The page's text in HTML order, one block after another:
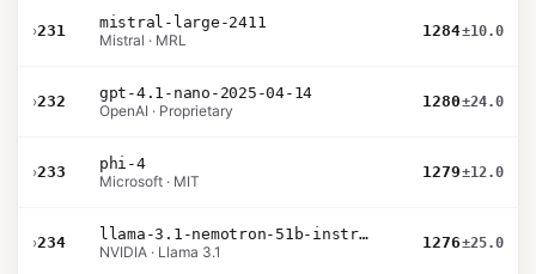
›231
mistral-large-2411
Mistral · MRL
1284±10.0
›232
gpt-4.1-nano-2025-04-14
OpenAI · Proprietary
1280±24.0
›233
phi-4
Microsoft · MIT
1279±12.0
›234
llama-3.1-nemotron-51b-instruct
NVIDIA · Llama 3.1
1276±25.0